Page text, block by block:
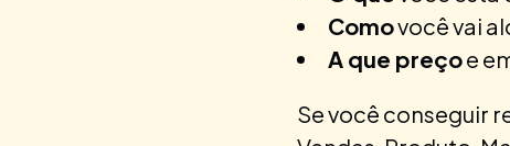
Comovocê vai
A que preçoe
Se você conseguir